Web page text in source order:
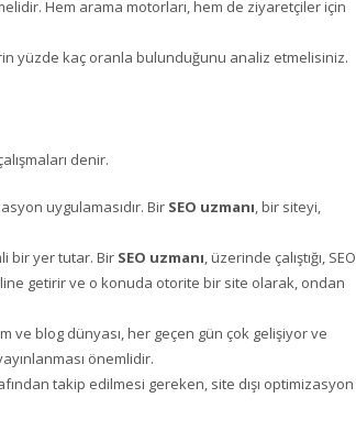
Hem arama motorları, hem de ziyaretçiler için
yüzde kaç oranla bulunduğunu analiz etmelisiniz.
denir.
uygulamasıdır. Bir SEO uzmanı, bir siteyi,
bir yer tutar. Bir SEO uzmanı, üzerinde çalıştığı, SEO
getirir ve o konuda otorite bir site olarak, ondan
ve blog dünyası, her geçen gün çok gelişiyor ve
önemlidir.
takip edilmesi gereken, site dışı optimizasyon